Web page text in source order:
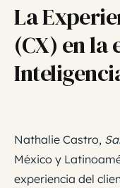
La
(CX) en la
Nathalie Castro,
México y
experiencia del